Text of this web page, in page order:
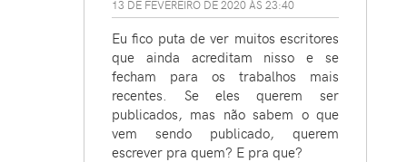
13 DE FEVEREIRO DE 2020 ÀS 23:40
Eu fico puta de ver muitos escritores
que ainda acreditam nisso e se
fecham para os trabalhos mais
recentes. Se eles querem ser
publicados, mas não sabem o que
vem sendo publicado, querem
escrever pra quem? E pra que?